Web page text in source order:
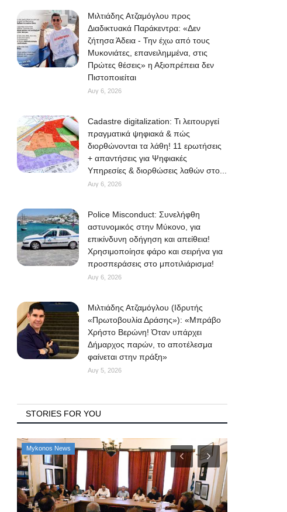
Μιλτιάδης Ατζαμόγλου προς
Διαδικτυακά Παράκεντρα: «Δεν
ζήτησα Άδεια - Την έχω από τους
Μυκονιάτες, επανειλημμένα, στις
Πρώτες θέσεις» η Αξιοπρέπεια δεν
Πιστοποιείται
Αυγ 6, 2026
Cadastre digitalization: Τι λειτουργεί
πραγματικά ψηφιακά & πώς
διορθώνονται τα λάθη! 11 ερωτήσεις
+ απαντήσεις για Ψηφιακές
Υπηρεσίες & διορθώσεις λαθών στο...
Αυγ 6, 2026
Police Misconduct: Συνελήφθη
αστυνομικός στην Μύκονο, για
επικίνδυνη οδήγηση και απείθεια!
Χρησιμοποίησε φάρο και σειρήνα για
προσπεράσεις στο μποτιλιάρισμα!
Αυγ 6, 2026
Μιλτιάδης Ατζαμόγλου (Ιδρυτής
«Πρωτοβουλία Δράσης»): «Μπράβο
Χρήστο Βερώνη! Όταν υπάρχει
Δήμαρχος παρών, το αποτέλεσμα
φαίνεται στην πράξη»
Αυγ 5, 2026
STORIES FOR YOU
Mykonos News